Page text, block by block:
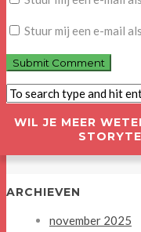
Stuur mij een e-mail
WIL JE MEER
ARCHIEVEN
november 2025